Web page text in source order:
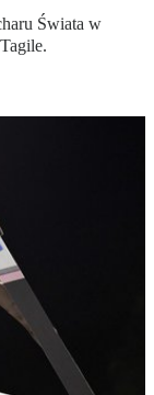
Świata w